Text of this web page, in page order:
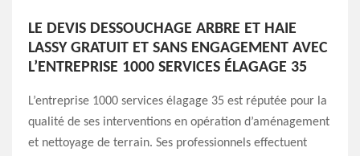
LE DEVIS DESSOUCHAGE ARBRE ET HAIE
LASSY GRATUIT ET SANS ENGAGEMENT AVEC
L’ENTREPRISE 1000 SERVICES ÉLAGAGE 35
L’entreprise 1000 services élagage 35 est réputée pour la
qualité de ses interventions en opération d’aménagement
et nettoyage de terrain. Ses professionnels effectuent